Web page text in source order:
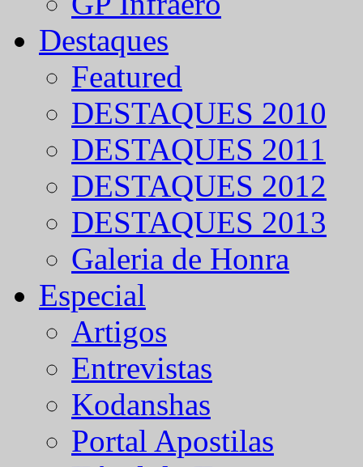
Destaques
Featured
DESTAQUES 2010
DESTAQUES 2011
DESTAQUES 2012
DESTAQUES 2013
Galeria de Honra
Especial
Artigos
Entrevistas
Kodanshas
Portal Apostilas